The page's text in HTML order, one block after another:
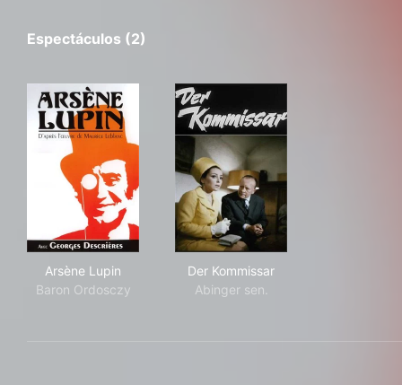
Espectáculos (2)
Arsène Lupin
Baron Ordosczy
Der Kommissar
Abinger sen.